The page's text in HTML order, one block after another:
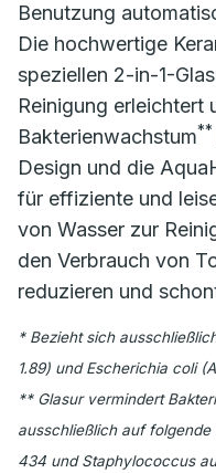
Benutzung
Die hochwertige
speziellen 2-in-1-
Reinigung erleichtert
Bakterienwachstum**
Design und die
für effiziente und
von Wasser zur
den Verbrauch von
reduzieren und
* Bezieht sich
1.89) und Escherichia coli
** Glasur vermindert
ausschließlich auf folgende
434 und Staphylococcus